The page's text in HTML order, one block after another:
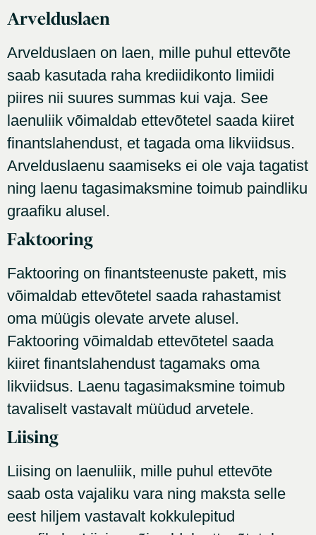
Arvelduslaen
Arvelduslaen on laen, mille puhul ettevõte
saab kasutada raha krediidikonto limiidi
piires nii suures summas kui vaja. See
laenuliik võimaldab ettevõtetel saada kiiret
finantslahendust, et tagada oma likviidsus.
Arvelduslaenu saamiseks ei ole vaja tagatist
ning laenu tagasimaksmine toimub paindliku
graafiku alusel.
Faktooring
Faktooring on finantsteenuste pakett, mis
võimaldab ettevõtetel saada rahastamist
oma müügis olevate arvete alusel.
Faktooring võimaldab ettevõtetel saada
kiiret finantslahendust tagamaks oma
likviidsus. Laenu tagasimaksmine toimub
tavaliselt vastavalt müüdud arvetele.
Liising
Liising on laenuliik, mille puhul ettevõte
saab osta vajaliku vara ning maksta selle
eest hiljem vastavalt kokkulepitud